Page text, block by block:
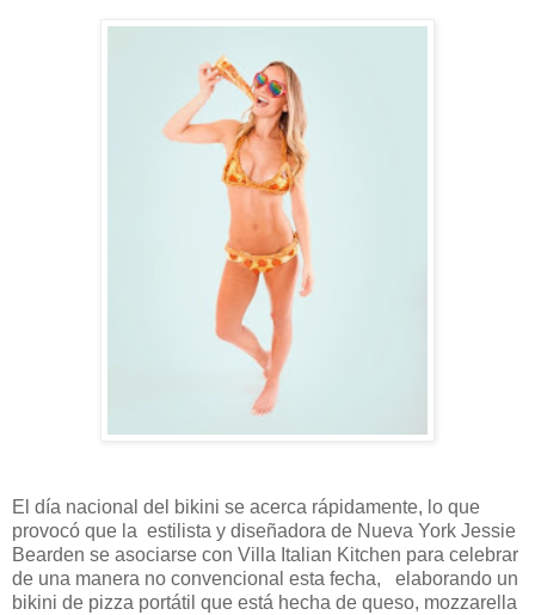
El día nacional del bikini se acerca rápidamente, lo que
provocó que la estilista y diseñadora de Nueva York Jessie
Bearden se asociarse con Villa Italian Kitchen para celebrar
de una manera no convencional esta fecha, elaborando un
bikini de pizza portátil que está hecha de queso, mozzarella